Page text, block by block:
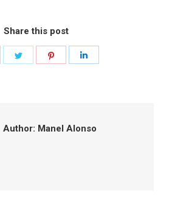
Share this post
Author: Manel Alonso